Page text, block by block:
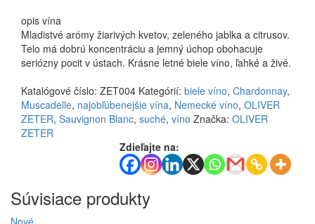
opis vína
Mladistvé arómy žiarivých kvetov, zeleného jablka a citrusov.
Telo má dobrú koncentráciu a jemný úchop obohacuje
seriózny pocit v ústach. Krásne letné biele víno, ľahké a živé.
Katalógové číslo: ZET004 Kategórií: biele víno, Chardonnay,
Muscadelle, najobľúbenejšie vína, Nemecké víno, OLIVER
ZETER, Sauvignon Blanc, suché, víno Značka: OLIVER
ZETER
Zdieľajte na:
Súvisiace produkty
Nové